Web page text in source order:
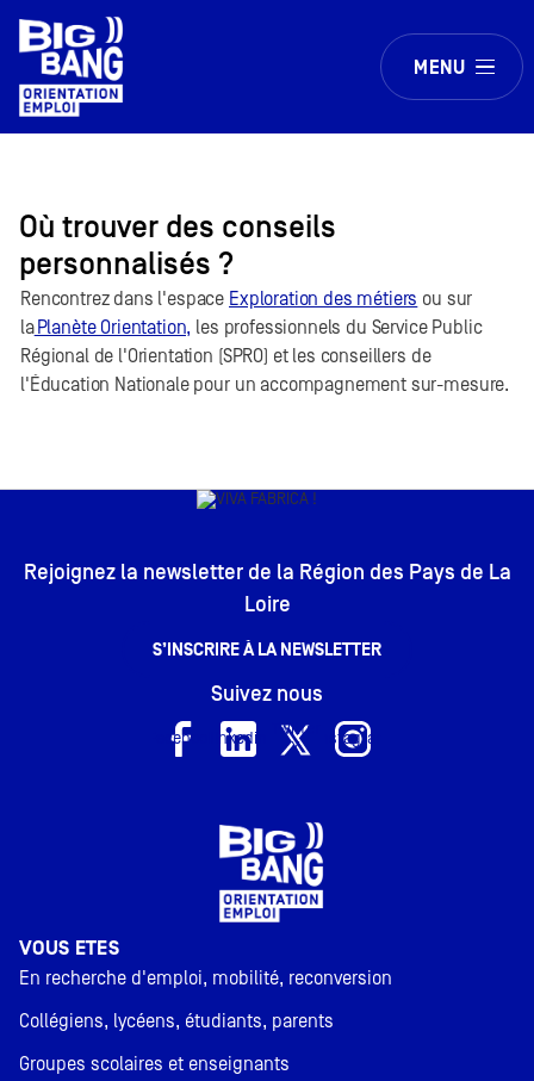
MENU
Où trouver des conseils
personnalisés ?
Rencontrez dans l'espace Exploration des métiers ou sur
laPlanète Orientation, les professionnels du Service Public
Régional de l'Orientation (SPRO) et les conseillers de
l'Éducation Nationale pour un accompagnement sur-mesure.​ ​
Rejoignez la newsletter de la Région des Pays de La
Loire
S’INSCRIRE À LA NEWSLETTER
Suivez nous
Facebook linkedin
Twitter
X
Instagram
VOUS ÊTES
En recherche d'emploi, mobilité, reconversion
Collégiens, lycéens, étudiants, parents
Groupes scolaires et enseignants